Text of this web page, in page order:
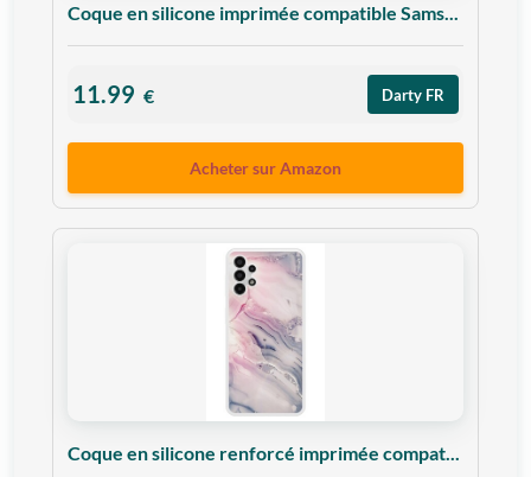
Coque en silicone imprimée compatible Sams...
11.99 € Darty FR
Acheter sur Amazon
Coque en silicone renforcé imprimée compat...